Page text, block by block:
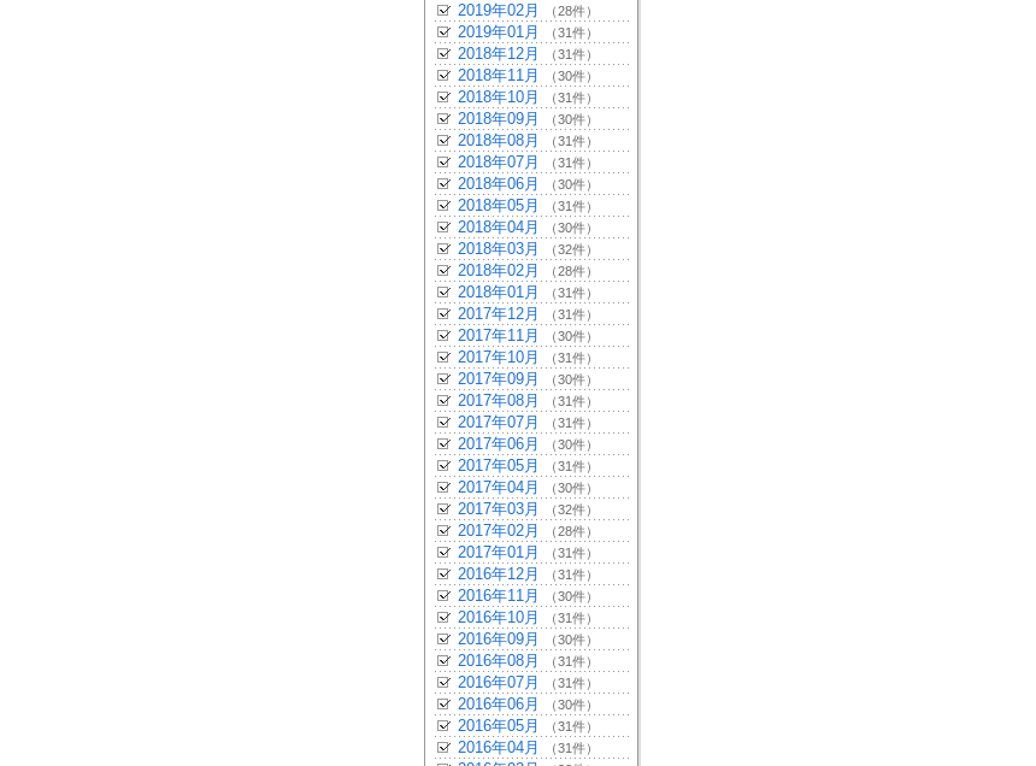
2019年02月 （28件）
2019年01月 （31件）
2018年12月 （31件）
2018年11月 （30件）
2018年10月 （31件）
2018年09月 （30件）
2018年08月 （31件）
2018年07月 （31件）
2018年06月 （30件）
2018年05月 （31件）
2018年04月 （30件）
2018年03月 （32件）
2018年02月 （28件）
2018年01月 （31件）
2017年12月 （31件）
2017年11月 （30件）
2017年10月 （31件）
2017年09月 （30件）
2017年08月 （31件）
2017年07月 （31件）
2017年06月 （30件）
2017年05月 （31件）
2017年04月 （30件）
2017年03月 （32件）
2017年02月 （28件）
2017年01月 （31件）
2016年12月 （31件）
2016年11月 （30件）
2016年10月 （31件）
2016年09月 （30件）
2016年08月 （31件）
2016年07月 （31件）
2016年06月 （30件）
2016年05月 （31件）
2016年04月 （31件）